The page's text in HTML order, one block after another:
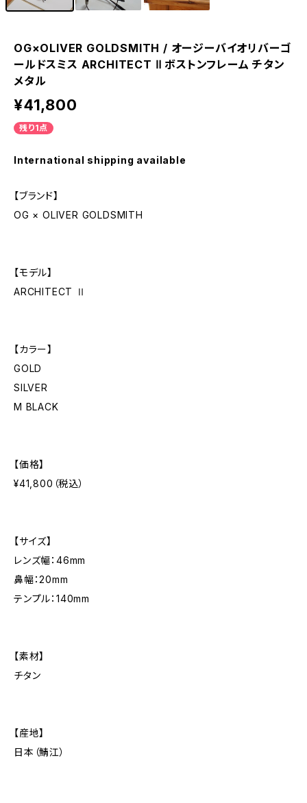
OG×OLIVER GOLDSMITH / オージーバイオリバーゴ
ールドスミス ARCHITECT Ⅱ ボストンフレーム チタン
メタル
¥41,800
残り1点
International shipping available
【ブランド】
OG × OLIVER GOLDSMITH
【モデル】
ARCHITECT Ⅱ
【カラー】
GOLD
SILVER
M BLACK
【価格】
¥41,800（税込）
【サイズ】
レンズ幅：46mm
鼻幅：20mm
テンプル：140mm
【素材】
チタン
【産地】
日本（鯖江）